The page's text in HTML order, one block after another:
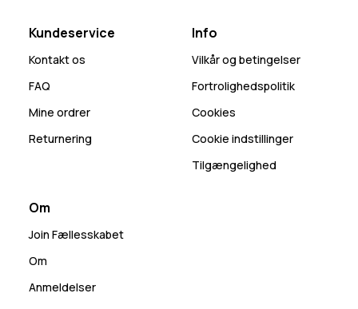
Kundeservice
Kontakt os
FAQ
Mine ordrer
Returnering
Info
Vilkår og betingelser
Fortrolighedspolitik
Cookies
Cookie indstillinger
Tilgængelighed
Om
Join Fællesskabet
Om
Anmeldelser